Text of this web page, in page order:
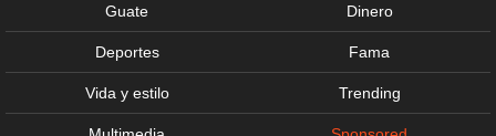
Guate Dinero
Deportes Fama
Vida y estilo Trending